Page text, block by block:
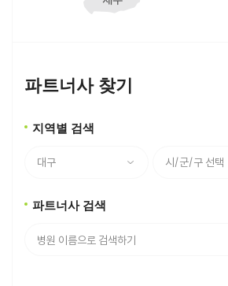
파트너사 찾기
지역별 검색
파트너사 검색